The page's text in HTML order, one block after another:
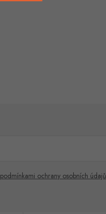
podmínkami ochrany osobních údajů